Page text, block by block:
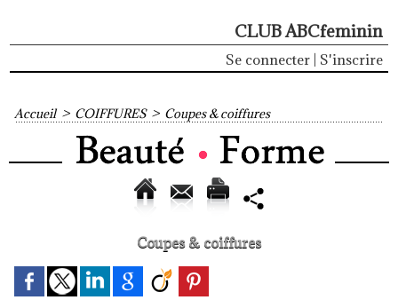
CLUB ABCfeminin
Se connecter S'inscrire
Accueil > COIFFURES > Coupes & coiffures
Coupes & coiffures